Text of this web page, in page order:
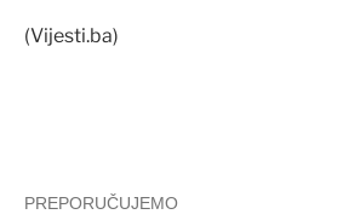
(Vijesti.ba)